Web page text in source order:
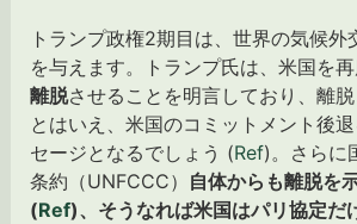
トランプ政権2期目は、世界の気候外
を与えます。トランプ氏は、米国を
離脱させることを明言しており、離
とはいえ、米国のコミットメント後
セージとなるでしょう (Ref)。さらに
条約（UNFCCC） 自体からも離脱を
(Ref)、そうなれば米国はパリ協定だ